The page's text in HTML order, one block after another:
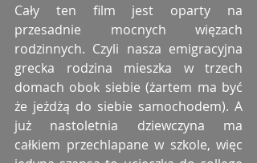
Cały ten film jest oparty na
przesadnie mocnych więzach
rodzinnych. Czyli nasza emigracyjna
grecka rodzina mieszka w trzech
domach obok siebie (żartem ma być
że jeżdżą do siebie samochodem). A
już nastoletnia dziewczyna ma
całkiem przechlapane w szkole, więc